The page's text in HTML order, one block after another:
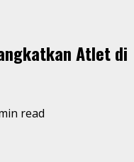
Atlet di
read